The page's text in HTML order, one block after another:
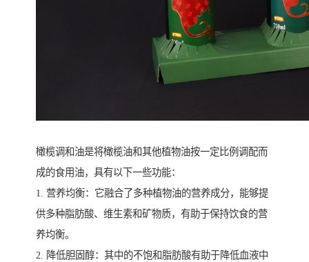
橄榄调和油是将橄榄油和其他植物油按一定比例调配而
成的食用油，具有以下一些功能：
1. 营养均衡：它融合了多种植物油的营养成分，能够提
供多种脂肪酸、维生素和矿物质，有助于保持饮食的营
养均衡。
2. 降低胆固醇：其中的不饱和脂肪酸有助于降低血液中